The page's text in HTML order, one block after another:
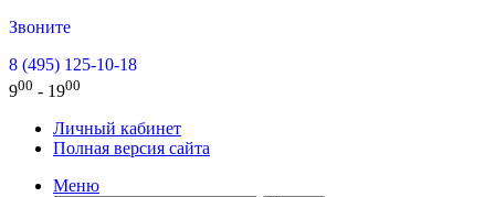
Звоните
8 (495) 125-10-18
900 - 1900
Личный кабинет
Полная версия сайта
Меню